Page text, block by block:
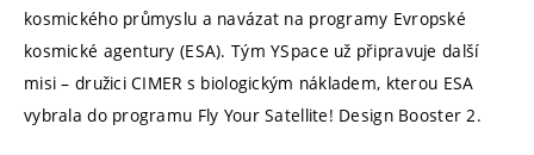
kosmického průmyslu a navázat na programy Evropské
kosmické agentury (ESA). Tým YSpace už připravuje další
misi – družici CIMER s biologickým nákladem, kterou ESA
vybrala do programu Fly Your Satellite! Design Booster 2.